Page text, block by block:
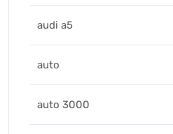
audi a5
auto
auto 3000